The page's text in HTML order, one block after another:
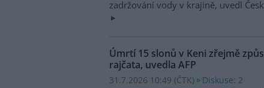
zadržování vody v krajině, uvedl
Úmrtí 15 slonů v Keni zřejmě
rajčata, uvedla AFP
31.7.2026 10:49 (ČTK) Diskuse: 2